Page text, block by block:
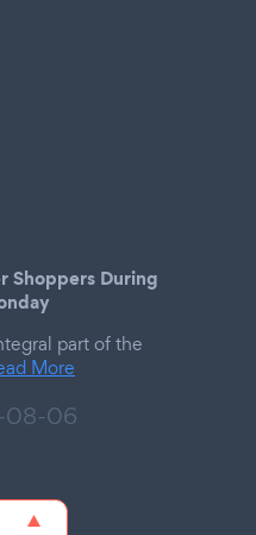
Shoppers During
part of the
More
08-06